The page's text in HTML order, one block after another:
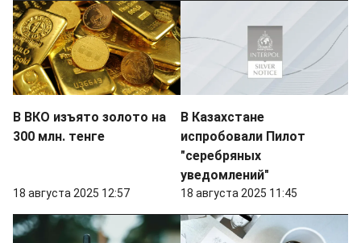
В ВКО изъято золото на
300 млн. тенге
18 августа 2025 12:57
В Казахстане
испробовали Пилот
"серебряных
уведомлений"
18 августа 2025 11:45